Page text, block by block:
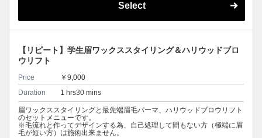
Select
【リピート】学生眉ワックススタイリング＆ハリウッドブロ
ウリフト
Price
￥9,000
Duration
1 hrs30 mins
眉ワックススタイリングと最先端眉毛パーマ、ハリウッドブロウリフト
のセットメニューです。
※毛流れと作ってデザインする為、自己処理して間もない方（極端に眉
毛が短い方）は施術出来ません。